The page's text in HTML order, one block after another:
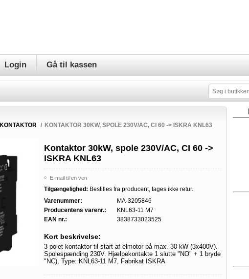
Login Gå til kassen
KONTAKTOR / KONTAKTOR 30KW, SPOLE 230V/AC, CI 60 -> ISKRA KNL63
Kontaktor 30kW, spole 230V/AC, CI 60 ->
ISKRA KNL63
E-mail til en ven
Tilgængelighed: Bestilles fra producent, tages ikke retur.
Varenummer:
MA-3205846
Producentens varenr.:
KNL63-11 M7
EAN nr.:
3838733023525
Kort beskrivelse:
3 polet kontaktor til start af elmotor på max. 30 kW (3x400V).
Spolespænding 230V. Hjælpekontakte 1 slutte "NO" + 1 bryde
"NC), Type: KNL63-11 M7, Fabrikat ISKRA